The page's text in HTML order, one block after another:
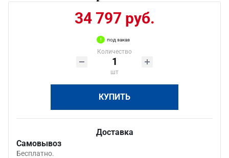
34 797 руб.
под заказ
Количество
шт
КУПИТЬ
Доставка
Самовывоз
Бесплатно.